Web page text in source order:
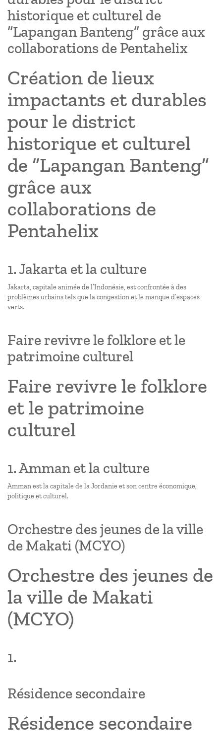
historique et culturel de
“Lapangan Banteng” grâce aux
collaborations de Pentahelix
Création de lieux
impactants et durables
pour le district
historique et culturel
de “Lapangan Banteng”
grâce aux
collaborations de
Pentahelix
1. Jakarta et la culture
Jakarta, capitale animée de l’Indonésie, est confrontée à des
problèmes urbains tels que la congestion et le manque d’espaces
verts.
Faire revivre le folklore et le
patrimoine culturel
Faire revivre le folklore
et le patrimoine
culturel
1. Amman et la culture
Amman est la capitale de la Jordanie et son centre économique,
politique et culturel.
Orchestre des jeunes de la ville
de Makati (MCYO)
Orchestre des jeunes de
la ville de Makati
(MCYO)
1.
Résidence secondaire
Résidence secondaire